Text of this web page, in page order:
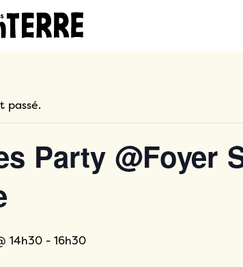
passé.
Party @Foyer
14h30 - 16h30